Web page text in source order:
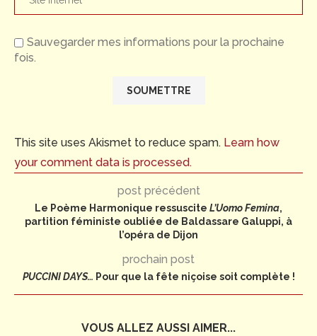
Sauvegarder mes informations pour la prochaine
fois.
This site uses Akismet to reduce spam. Learn how
your comment data is processed.
post précédent
Le Poème Harmonique ressuscite L’Uomo Femina,
partition féministe oubliée de Baldassare Galuppi, à
l’opéra de Dijon
prochain post
PUCCINI DAYS… Pour que la fête niçoise soit complète !
VOUS ALLEZ AUSSI AIMER...